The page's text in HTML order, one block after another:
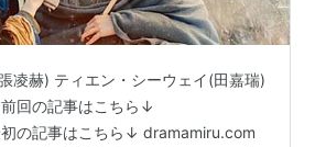
凌赫) ティエン・シーウェイ(田嘉瑞)
回の記事はこちら↓
の記事はこちら↓ dramamiru.com